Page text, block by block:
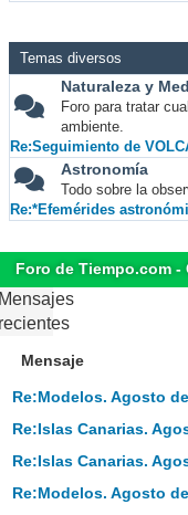
Temas diversos
Naturaleza y
Foro para tratar
ambiente.
Re:Seguimiento de
Astronomía
Todo sobre la
Re:*Efemérides
Foro de Tiempo.com
Mensaje
Re:Modelos. Agosto
Re:Islas Canarias.
Re:Islas Canarias.
Re:Modelos. Agosto